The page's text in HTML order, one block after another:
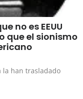
no es EEUU
que el sionismo
la han trasladado